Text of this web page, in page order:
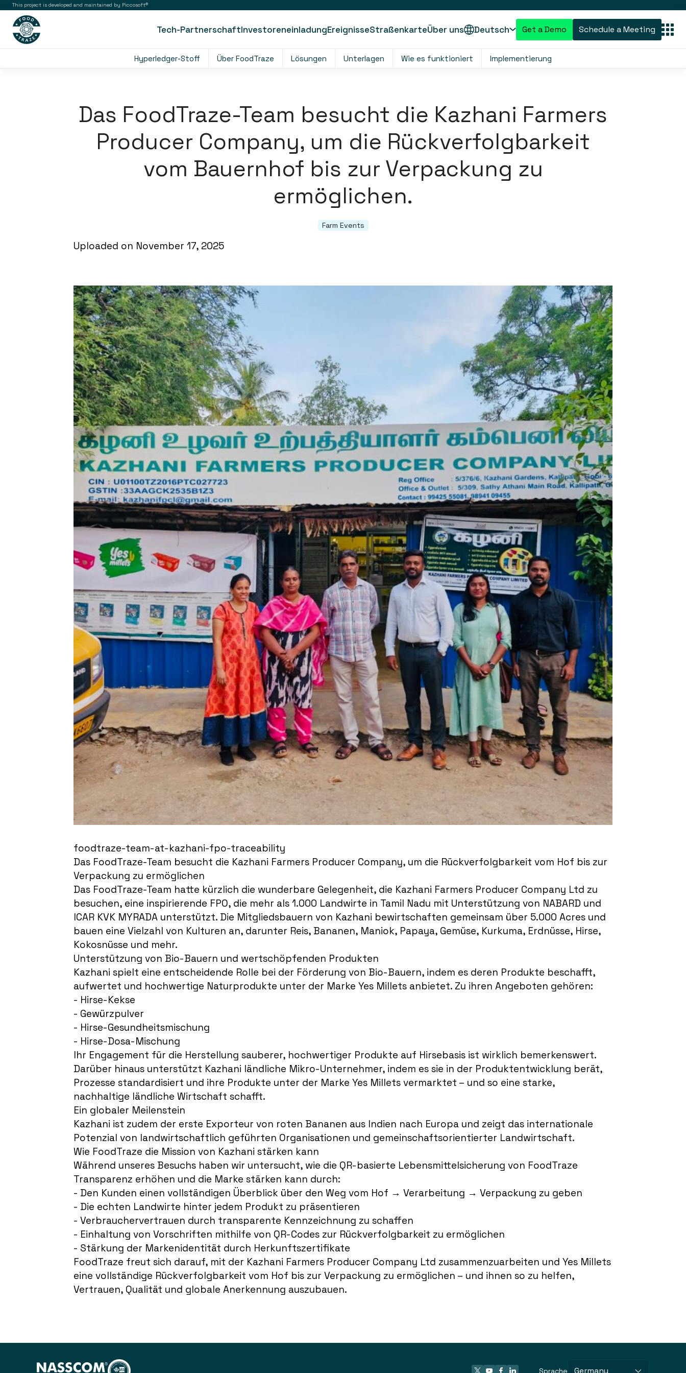
This project is developed and maintained by Piccosoft®
Tech-PartnerschaftInvestoreneinladungEreignisseStraßenkarteÜber uns Deutsch Get a Demo Schedule a Meeting
Hyperledger-Stoff Über FoodTraze Lösungen Unterlagen Wie es funktioniert Implementierung
Das FoodTraze-Team besucht die Kazhani Farmers
Producer Company, um die Rückverfolgbarkeit
vom Bauernhof bis zur Verpackung zu
ermöglichen.
Farm Events
Uploaded on November 17, 2025
foodtraze-team-at-kazhani-fpo-traceability
Das FoodTraze-Team besucht die Kazhani Farmers Producer Company, um die Rückverfolgbarkeit vom Hof bis zur
Verpackung zu ermöglichen
Das FoodTraze-Team hatte kürzlich die wunderbare Gelegenheit, die Kazhani Farmers Producer Company Ltd zu
besuchen, eine inspirierende FPO, die mehr als 1.000 Landwirte in Tamil Nadu mit Unterstützung von NABARD und
ICAR KVK MYRADA unterstützt. Die Mitgliedsbauern von Kazhani bewirtschaften gemeinsam über 5.000 Acres und
bauen eine Vielzahl von Kulturen an, darunter Reis, Bananen, Maniok, Papaya, Gemüse, Kurkuma, Erdnüsse, Hirse,
Kokosnüsse und mehr.
Unterstützung von Bio-Bauern und wertschöpfenden Produkten
Kazhani spielt eine entscheidende Rolle bei der Förderung von Bio-Bauern, indem es deren Produkte beschafft,
aufwertet und hochwertige Naturprodukte unter der Marke Yes Millets anbietet. Zu ihren Angeboten gehören:
- Hirse-Kekse
- Gewürzpulver
- Hirse-Gesundheitsmischung
- Hirse-Dosa-Mischung
Ihr Engagement für die Herstellung sauberer, hochwertiger Produkte auf Hirsebasis ist wirklich bemerkenswert.
Darüber hinaus unterstützt Kazhani ländliche Mikro-Unternehmer, indem es sie in der Produktentwicklung berät,
Prozesse standardisiert und ihre Produkte unter der Marke Yes Millets vermarktet – und so eine starke,
nachhaltige ländliche Wirtschaft schafft.
Ein globaler Meilenstein
Kazhani ist zudem der erste Exporteur von roten Bananen aus Indien nach Europa und zeigt das internationale
Potenzial von landwirtschaftlich geführten Organisationen und gemeinschaftsorientierter Landwirtschaft.
Wie FoodTraze die Mission von Kazhani stärken kann
Während unseres Besuchs haben wir untersucht, wie die QR-basierte Lebensmittelsicherung von FoodTraze
Transparenz erhöhen und die Marke stärken kann durch:
- Den Kunden einen vollständigen Überblick über den Weg vom Hof → Verarbeitung → Verpackung zu geben
- Die echten Landwirte hinter jedem Produkt zu präsentieren
- Verbrauchervertrauen durch transparente Kennzeichnung zu schaffen
- Einhaltung von Vorschriften mithilfe von QR-Codes zur Rückverfolgbarkeit zu ermöglichen
- Stärkung der Markenidentität durch Herkunftszertifikate
FoodTraze freut sich darauf, mit der Kazhani Farmers Producer Company Ltd zusammenzuarbeiten und Yes Millets
eine vollständige Rückverfolgbarkeit vom Hof bis zur Verpackung zu ermöglichen – und ihnen so zu helfen,
Vertrauen, Qualität und globale Anerkennung auszubauen.
Sprache Germany